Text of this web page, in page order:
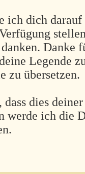
dich darauf
Danke
Legende
zu übersetzen.
dies
werde ich die